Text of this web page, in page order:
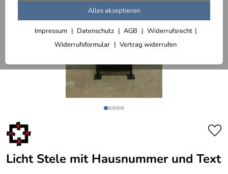
Alles akzeptieren
Impressum Datenschutz AGB
Widerrufsrecht
Widerrufsformular
Vertrag widerrufen
Licht Stele mit Hausnummer und Text